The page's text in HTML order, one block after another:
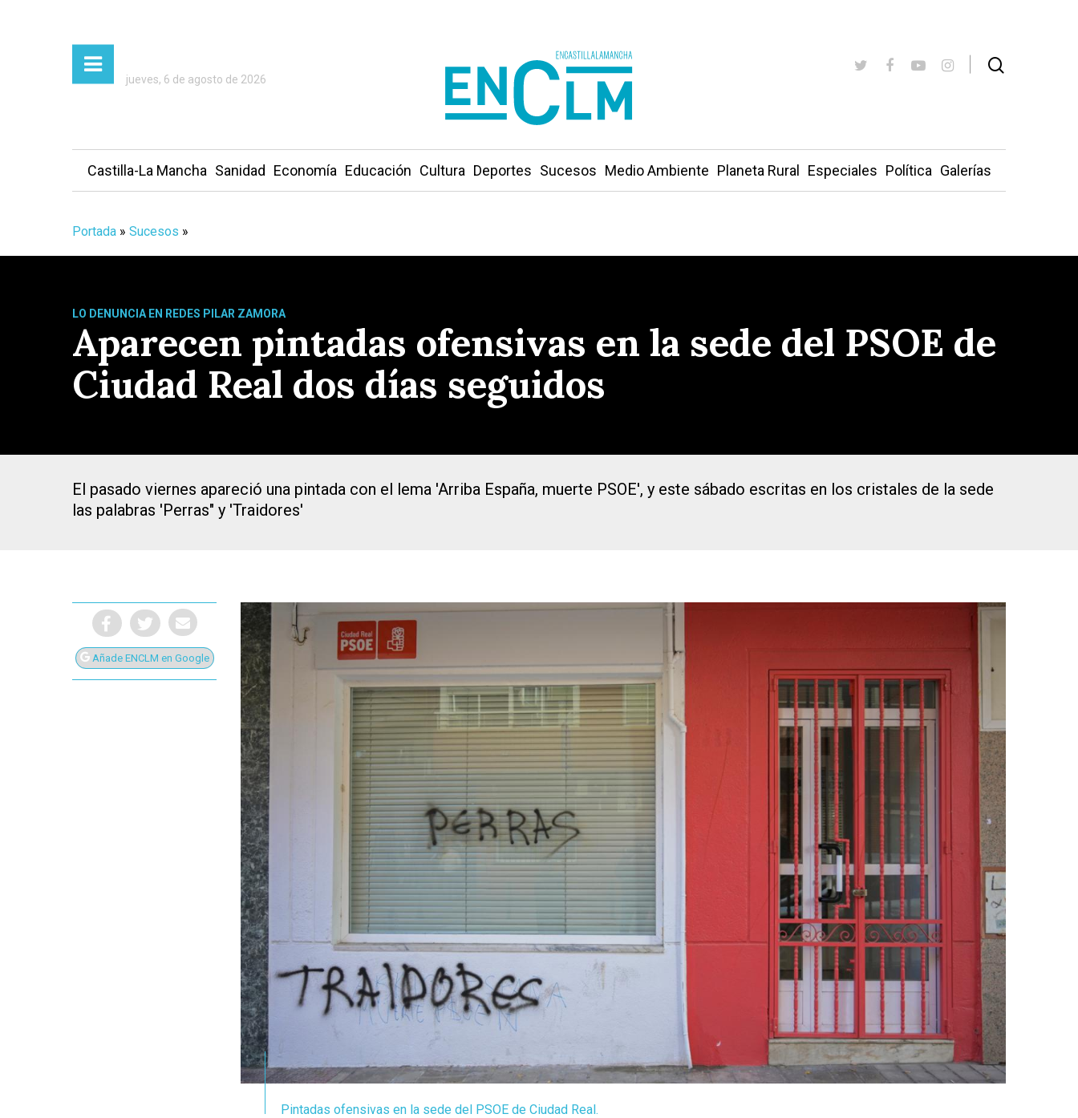
Presiona Intro para buscar o ESC para cerrar
jueves, 6 de agosto de 2026
Castilla-La Mancha Sanidad Economía Educación Cultura Deportes Sucesos Medio Ambiente Planeta Rural Especiales Política Galerías
Portada » Sucesos »
LO DENUNCIA EN REDES PILAR ZAMORA
Aparecen pintadas ofensivas en la sede del PSOE de
Ciudad Real dos días seguidos
El pasado viernes apareció una pintada con el lema 'Arriba España, muerte PSOE', y este sábado escritas en los cristales de la sede
las palabras 'Perras" y 'Traidores'
Añade ENCLM en Google
Pintadas ofensivas en la sede del PSOE de Ciudad Real.